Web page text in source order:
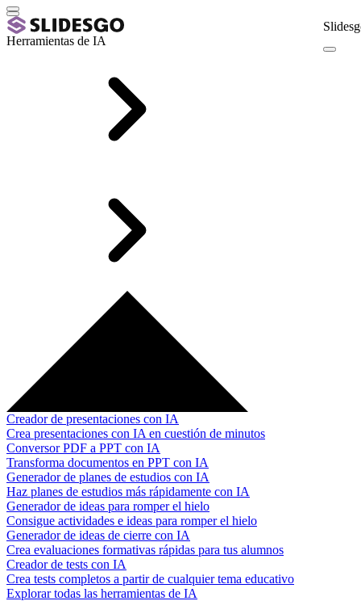
Herramientas de IA
Creador de presentaciones con IA
Crea presentaciones con IA en cuestión de minutos
Conversor PDF a PPT con IA
Transforma documentos en PPT con IA
Generador de planes de estudios con IA
Haz planes de estudios más rápidamente con IA
Generador de ideas para romper el hielo
Consigue actividades e ideas para romper el hielo
Generador de ideas de cierre con IA
Crea evaluaciones formativas rápidas para tus alumnos
Creador de tests con IA
Crea tests completos a partir de cualquier tema educativo
Explorar todas las herramientas de IA